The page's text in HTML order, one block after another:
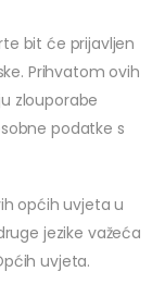
bit će prijavljen
Prihvatom ovih
zlouporabe
podatke s
općih uvjeta u
jezike važeća
uvjeta.